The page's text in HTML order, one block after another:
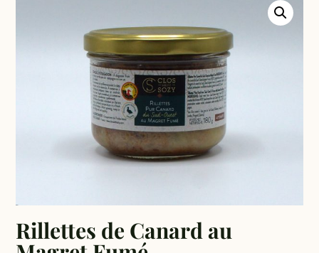
Rillettes de Canard au